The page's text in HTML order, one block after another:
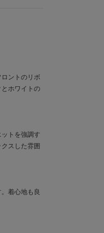
ントのリボ
ホワイトの
トを強調す
スした雰囲
着心地も良